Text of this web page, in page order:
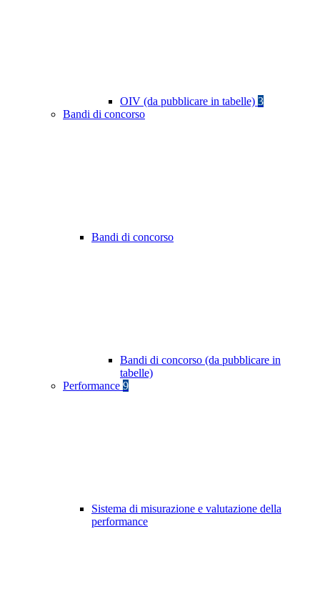
OIV (da pubblicare in tabelle) 3
Bandi di concorso
Bandi di concorso
Bandi di concorso (da pubblicare in
tabelle)
Performance 9
Sistema di misurazione e valutazione della
performance